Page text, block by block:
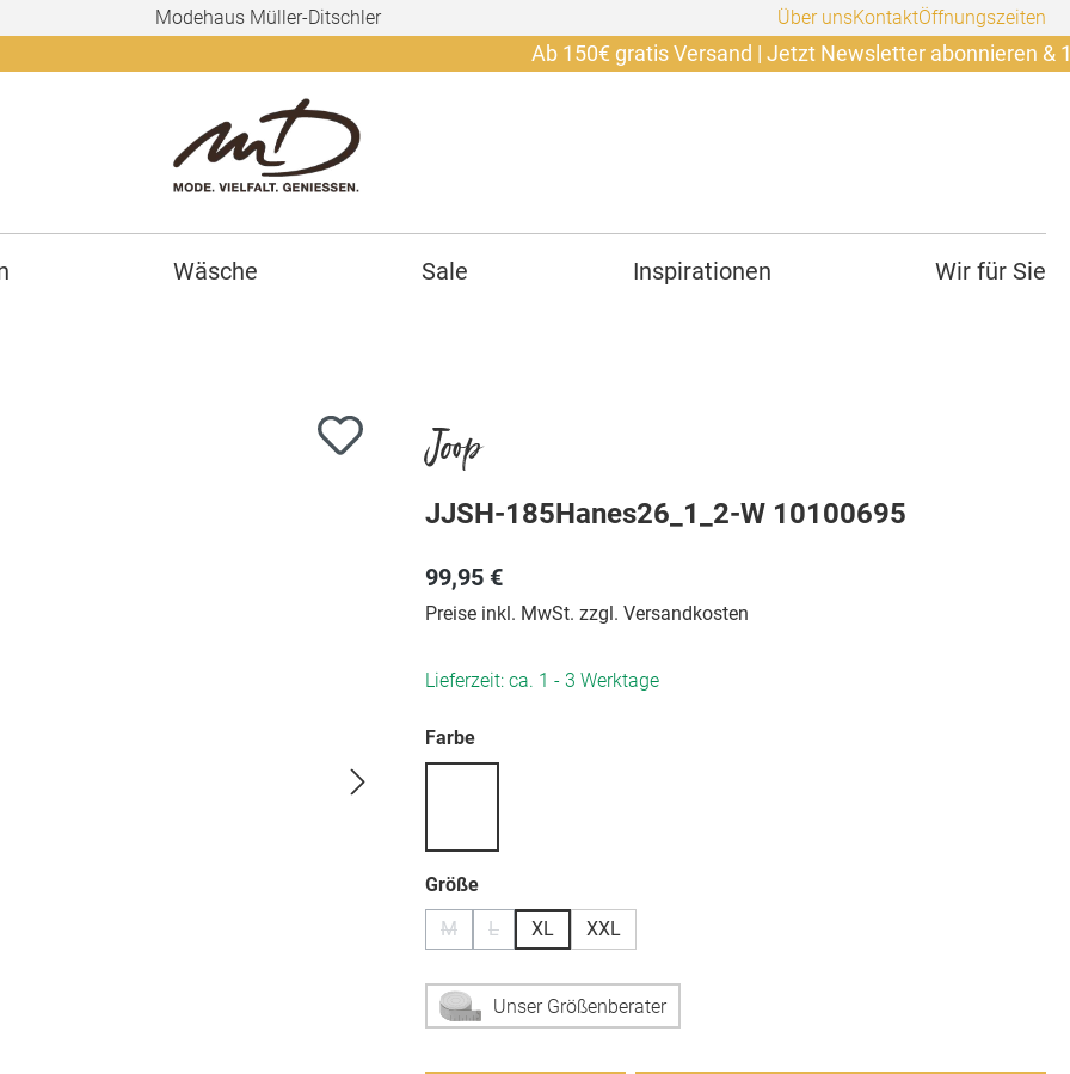
Modehaus Müller-Ditschler Über unsKontaktÖffnungszeiten
Ab 150€ gratis Versand | Jetzt Newsletter abonnieren & 10€
Wäsche Sale Inspirationen Wir für Sie
Joop
JJSH-185Hanes26_1_2-W 10100695
99,95 €
Preise inkl. MwSt. zzgl. Versandkosten
Lieferzeit: ca. 1 - 3 Werktage
Farbeauswählen
Größeauswählen
M
(Diese Option ist zurzeit nicht verfügbar.)
L
(Diese Option ist zurzeit nicht verfügbar.)
XL XXL
Unser Größenberater